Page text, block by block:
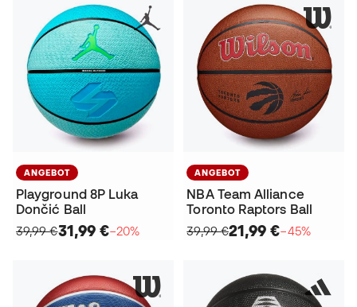
ANGEBOT
Playground 8P Luka
Dončić Ball
39,99 €31,99 €−20%
ANGEBOT
NBA Team Alliance
Toronto Raptors Ball
39,99 €21,99 €−45%